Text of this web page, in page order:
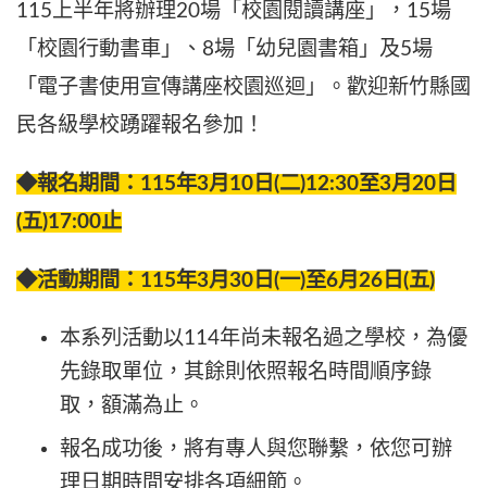
115上半年將辦理20場「校園閱讀講座」，15場
「校園行動書車」、8場「幼兒園書箱」及5場
「電子書使用宣傳講座校園巡迴」。歡迎新竹縣國
民各級學校踴躍報名參加！
◆報名期間：115年3月10日(二)12:30至3月20日
(五)17:00止
◆活動期間：115年3月30日(一)至6月26日(五)
本系列活動以114年尚未報名過之學校，為優
先錄取單位，其餘則依照報名時間順序錄
取，額滿為止。
報名成功後，將有專人與您聯繫，依您可辦
理日期時間安排各項細節。